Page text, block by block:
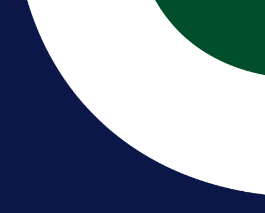
Reprezentativac BiH bi mogao
postati novo pojačanje Hajduka!
1 dan 13 h